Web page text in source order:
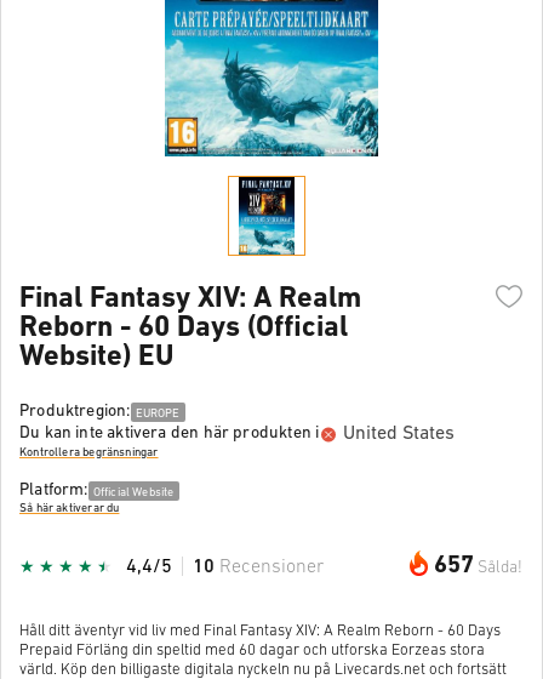
Final Fantasy XIV: A Realm
Reborn - 60 Days (Official
Website) EU
Produktregion: EUROPE
Du kan inte aktivera den här produkten i United States
Kontrollera begränsningar
Platform: Official Website
Så här aktiverar du
657 Sålda!
4,4/5 10 Recensioner
Håll ditt äventyr vid liv med Final Fantasy XIV: A Realm Reborn - 60 Days
Prepaid Förläng din speltid med 60 dagar och utforska Eorzeas stora
värld. Köp den billigaste digitala nyckeln nu på Livecards.net och fortsätt